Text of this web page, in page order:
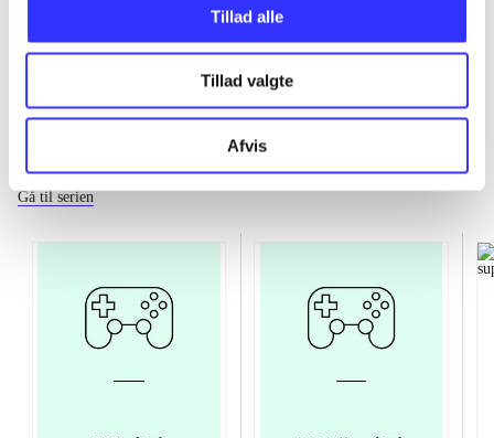
Tillad alle
Tillad valgte
Afvis
Gå til serien